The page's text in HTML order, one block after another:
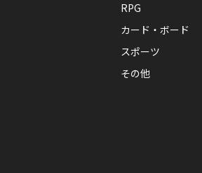
RPG
カード・ボード
スポーツ
その他